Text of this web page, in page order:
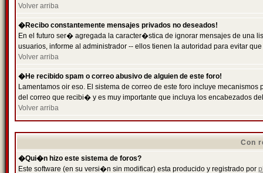
Volver arriba
�Recibo constantemente mensajes privados no deseados!
En el futuro ser� agregada la caracter�stica de ignorar mensajes de una
usuarios, informe al administrador -- ellos tienen la autoridad para evitar
Volver arriba
�He recibido spam o correo abusivo de alguien de este foro!
Lamentamos oir eso. El sistema de correo de este foro incluye
del correo que recibi� y es muy importante que incluya los encabezados
Volver arriba
Con
�Qui�n hizo este sistema de foros?
Este software (en su versi�n sin modificar) esta producido y registrado por